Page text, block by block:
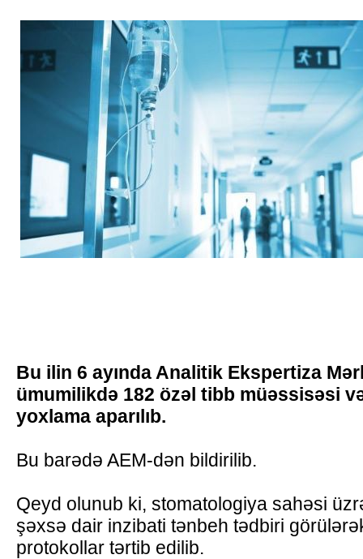
Bu ilin 6 ayında Analitik Ekspertiza
ümumilikdə 182 özəl tibb müəssisəsi
yoxlama aparılıb.
Bu barədə AEM-dən bildirilib.
Qeyd olunub ki, stomatologiya sahəsi
şəxsə dair inzibati tənbeh tədbiri
protokollar tərtib edilib.